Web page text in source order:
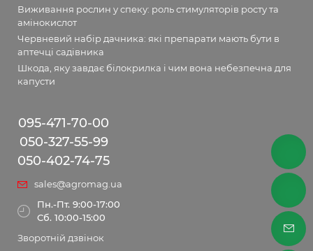
Виживання рослин у спеку: роль стимуляторів росту та
амінокислот
Червневий набір дачника: які препарати мають бути в
аптечці садівника
Шкода, яку завдає білокрилка і чим вона небезпечна для
капусти
095-471-70-00
050-327-55-99
050-402-74-75
sales@agromag.ua
Пн.-Пт. 9:00-17:00
Сб. 10:00-15:00
Зворотній дзвінок